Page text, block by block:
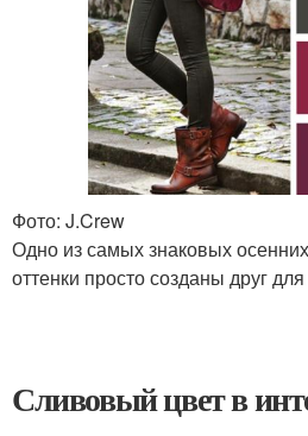
Фото: J.Crew
Одно из самых знаковых
оттенки просто созданы друг для
Сливовый цвет в